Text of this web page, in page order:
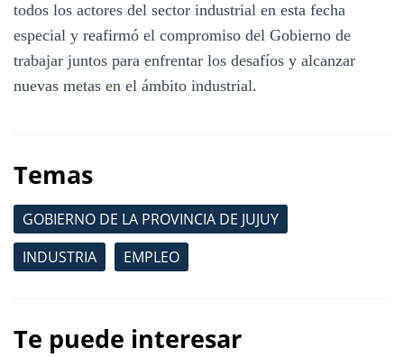
todos los actores del sector industrial en esta fecha
especial y reafirmó el compromiso del Gobierno de
trabajar juntos para enfrentar los desafíos y alcanzar
nuevas metas en el ámbito industrial.
Temas
GOBIERNO DE LA PROVINCIA DE JUJUY
INDUSTRIA
EMPLEO
Te puede interesar